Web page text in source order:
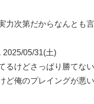
力次第だからなんとも
2025/05/31(土)
るけどさっぱり勝てな
ど俺のプレイングが悪